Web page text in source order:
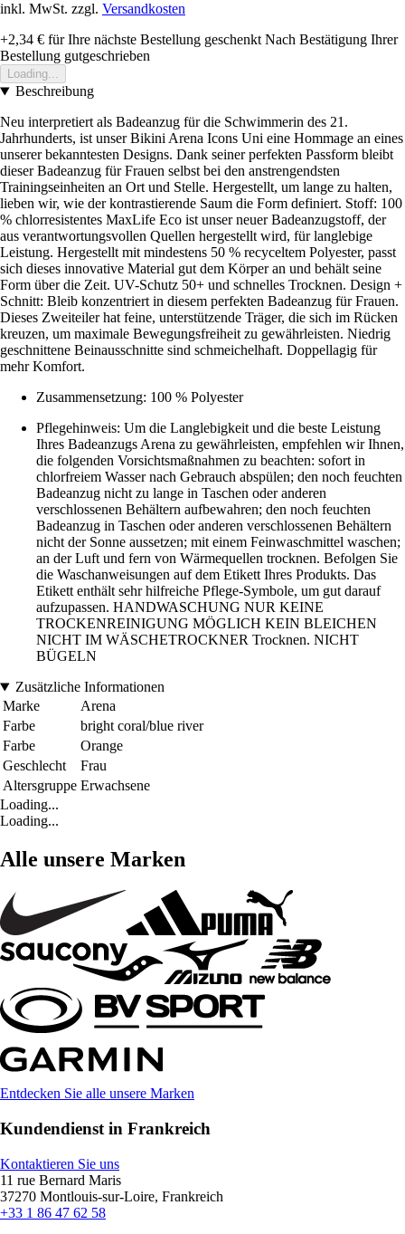
inkl. MwSt. zzgl. Versandkosten
+2,34 € für Ihre nächste Bestellung geschenkt Nach Bestätigung Ihrer
Bestellung gutgeschrieben
Loading...
Beschreibung
Neu interpretiert als Badeanzug für die Schwimmerin des 21.
Jahrhunderts, ist unser Bikini Arena Icons Uni eine Hommage an eines
unserer bekanntesten Designs. Dank seiner perfekten Passform bleibt
dieser Badeanzug für Frauen selbst bei den anstrengendsten
Trainingseinheiten an Ort und Stelle. Hergestellt, um lange zu halten,
lieben wir, wie der kontrastierende Saum die Form definiert. Stoff: 100
% chlorresistentes MaxLife Eco ist unser neuer Badeanzugstoff, der
aus verantwortungsvollen Quellen hergestellt wird, für langlebige
Leistung. Hergestellt mit mindestens 50 % recyceltem Polyester, passt
sich dieses innovative Material gut dem Körper an und behält seine
Form über die Zeit. UV-Schutz 50+ und schnelles Trocknen. Design +
Schnitt: Bleib konzentriert in diesem perfekten Badeanzug für Frauen.
Dieses Zweiteiler hat feine, unterstützende Träger, die sich im Rücken
kreuzen, um maximale Bewegungsfreiheit zu gewährleisten. Niedrig
geschnittene Beinausschnitte sind schmeichelhaft. Doppellagig für
mehr Komfort.
Zusammensetzung: 100 % Polyester
Pflegehinweis: Um die Langlebigkeit und die beste Leistung
Ihres Badeanzugs Arena zu gewährleisten, empfehlen wir Ihnen,
die folgenden Vorsichtsmaßnahmen zu beachten: sofort in
chlorfreiem Wasser nach Gebrauch abspülen; den noch feuchten
Badeanzug nicht zu lange in Taschen oder anderen
verschlossenen Behältern aufbewahren; den noch feuchten
Badeanzug in Taschen oder anderen verschlossenen Behältern
nicht der Sonne aussetzen; mit einem Feinwaschmittel waschen;
an der Luft und fern von Wärmequellen trocknen. Befolgen Sie
die Waschanweisungen auf dem Etikett Ihres Produkts. Das
Etikett enthält sehr hilfreiche Pflege-Symbole, um gut darauf
aufzupassen. HANDWASCHUNG NUR KEINE
TROCKENREINIGUNG MÖGLICH KEIN BLEICHEN
NICHT IM WÄSCHETROCKNER Trocknen. NICHT
BÜGELN
Zusätzliche Informationen
Marke
Arena
Farbe
bright coral/blue river
Farbe
Orange
Geschlecht
Frau
Altersgruppe Erwachsene
Loading...
Loading...
Alle unsere Marken
Entdecken Sie alle unsere Marken
Kundendienst in Frankreich
Kontaktieren Sie uns
11 rue Bernard Maris
37270 Montlouis-sur-Loire, Frankreich
+33 1 86 47 62 58